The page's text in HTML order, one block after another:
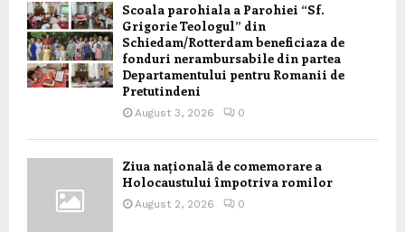
Scoala parohiala a Parohiei “Sf.
Grigorie Teologul” din
Schiedam/Rotterdam beneficiaza de
fonduri nerambursabile din partea
Departamentului pentru Romanii de
Pretutindeni
August 3, 2026 0
Ziua națională de comemorare a
Holocaustului împotriva romilor
August 2, 2026 0